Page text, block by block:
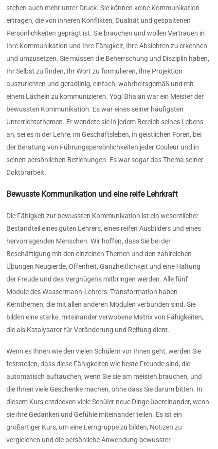
stehen auch mehr unter Druck. Sie können keine Kommunikation
ertragen, die von inneren Konflikten, Dualität und gespaltenen
Persönlichkeiten geprägt ist. Sie brauchen und wollen Vertrauen in
Ihre Kommunikation und Ihre Fähigkeit, Ihre Absichten zu erkennen
und umzusetzen. Sie müssen die Beherrschung und Disziplin haben,
Ihr Selbst zu finden, Ihr Wort zu formulieren, Ihre Projektion
auszurichten und geradlinig, einfach, wahrheitsgemäß und mit
einem Lächeln zu kommunizieren. Yogi Bhajan war ein Meister der
bewussten Kommunikation. Es war eines seiner häufigsten
Unterrichtsthemen. Er wendete sie in jedem Bereich seines Lebens
an, sei es in der Lehre, im Geschäftsleben, in geistlichen Foren, bei
der Beratung von Führungspersönlichkeiten jeder Couleur und in
seinen persönlichen Beziehungen. Es war sogar das Thema seiner
Doktorarbeit.
Bewusste Kommunikation und eine reife Lehrkraft
Die Fähigkeit zur bewussten Kommunikation ist ein wesentlicher
Bestandteil eines guten Lehrers, eines reifen Ausbilders und eines
hervorragenden Menschen. Wir hoffen, dass Sie bei der
Beschäftigung mit den einzelnen Themen und den zahlreichen
Übungen Neugierde, Offenheit, Ganzheitlichkeit und eine Haltung
der Freude und des Vergnügens mitbringen werden. Alle fünf
Module des Wassermann-Lehrers: Transformation haben
Kernthemen, die mit allen anderen Modulen verbunden sind. Sie
bilden eine starke, miteinander verwobene Matrix von Fähigkeiten,
die als Katalysator für Veränderung und Reifung dient.
Wenn es Ihnen wie den vielen Schülern vor Ihnen geht, werden Sie
feststellen, dass diese Fähigkeiten wie beste Freunde sind, die
automatisch auftauchen, wenn Sie sie am meisten brauchen, und
die Ihnen viele Geschenke machen, ohne dass Sie darum bitten. In
diesem Kurs entdecken viele Schüler neue Dinge übereinander, wenn
sie ihre Gedanken und Gefühle miteinander teilen. Es ist ein
großartiger Kurs, um eine Lerngruppe zu bilden, Notizen zu
vergleichen und die persönliche Anwendung bewusster